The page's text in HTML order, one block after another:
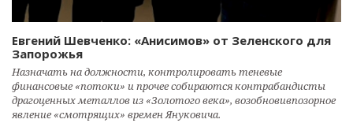
Евгений Шевченко: «Анисимов» от Зеленского для
Запорожья
Назначать на должности, контролировать теневые
финансовые «потоки» и прочее собираются контрабандисты
драгоценных металлов из «Золотого века», возобновивпозорное
явление «смотрящих» времен Януковича.